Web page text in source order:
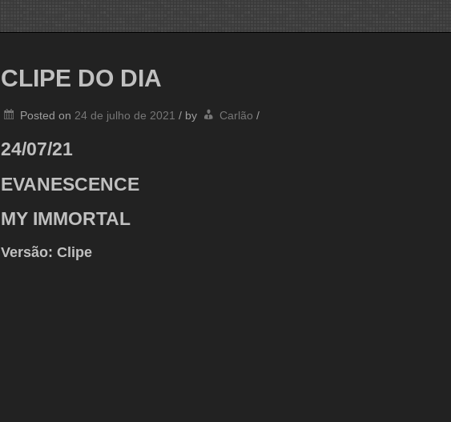
CLIPE DO DIA
Posted on 24 de julho de 2021 / by Carlão /
24/07/21
EVANESCENCE
MY IMMORTAL
Versão: Clipe